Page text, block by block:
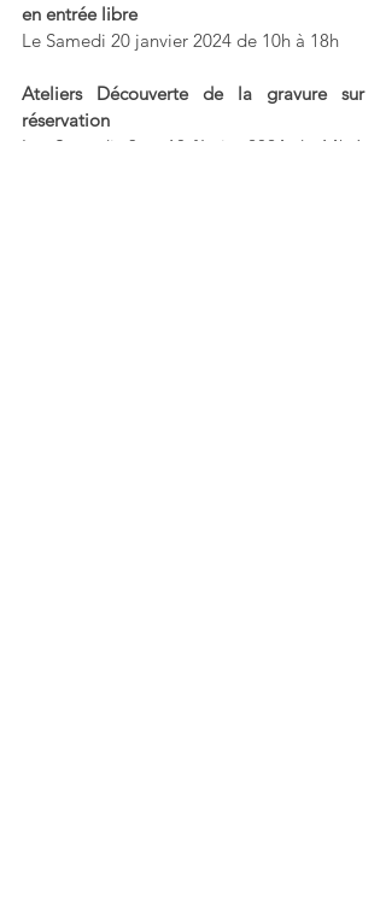
en entrée libre
Le Samedi 20 janvier 2024 de 10h à 18h
Ateliers Découverte de la gravure sur
réservation
Les Samedis 3 et 10 février 2024 de 14h à